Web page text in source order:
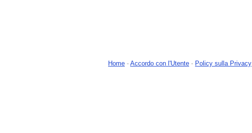
Home - Accordo con l'Utente - Policy sulla Privacy